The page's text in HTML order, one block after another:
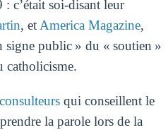
c’était soi-disant leur
, et America Magazine,
signe public » du « soutien »
catholicisme.
consulteursqui conseillent le
la parole lors de la